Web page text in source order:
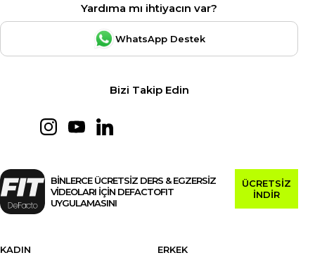
Yardıma mı ihtiyacın var?
WhatsApp Destek
Bizi Takip Edin
BİNLERCE ÜCRETSİZ DERS & EGZERSİZ
VİDEOLARI İÇİN DEFACTOFIT
UYGULAMASINI
ÜCRETSİZ
İNDİR
KADIN
ERKEK